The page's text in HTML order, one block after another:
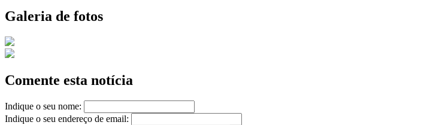
Galeria de fotos
Comente esta notícia
Indique o seu nome:
Indique o seu endereço de email: